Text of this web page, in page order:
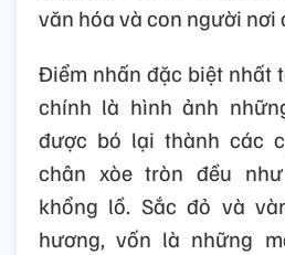
văn hóa và con người nơi
Điểm nhấn đặc biệt nhất
chính là hình ảnh
được bó lại thành các
chân xòe tròn đều
khổng lồ. Sắc đỏ và
hương, vốn là những